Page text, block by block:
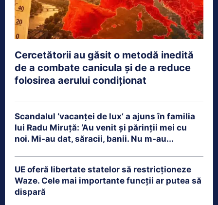
Cercetătorii au găsit o metodă inedită
de a combate canicula și de a reduce
folosirea aerului condiționat
Scandalul ‘vacanței de lux’ a ajuns în familia
lui Radu Miruță: ‘Au venit și părinții mei cu
noi. Mi-au dat, săracii, banii. Nu m-au...
UE oferă libertate statelor să restricționeze
Waze. Cele mai importante funcții ar putea să
dispară